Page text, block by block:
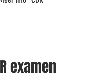
examen